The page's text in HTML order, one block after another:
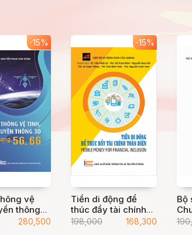
-15%
vệ
thông
mạng 5G,
280,500
-15%
Tiền di động để
thúc đẩy tài chính
toàn diện - Mobile
198,000 168,300
Bộ